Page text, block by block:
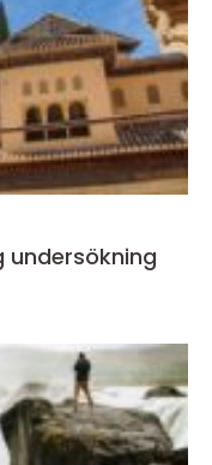
undersökning